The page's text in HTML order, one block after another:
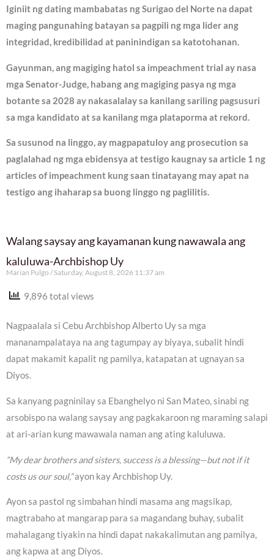
Iginiit ng dating mambabatas ng Surigao del Norte na dapat
maging pangunahing batayan sa pagpili ng mga lider ang
integridad, kredibilidad at paninindigan sa katotohanan.
Gayunman, ang magiging hatol sa impeachment trial ay nasa
mga Senator-Judge, habang ang magiging pasya ng mga
botante sa 2028 ay nakasalalay sa kanilang sariling pagsusuri
sa mga kandidato at sa kanilang mga plataporma at rekord.
Sa susunod na linggo, ay magpapatuloy ang prosecution sa
paglalahad ng mga ebidensya at testigo kaugnay sa article 1 ng
articles of impeachment kung saan tinatayang may apat na
testigo ang ihaharap sa buong linggo ng paglilitis.
Walang saysay ang kayamanan kung nawawala ang
kaluluwa-Archbishop Uy
Marian Pulgo Saturday, August 8, 2026 11:37 am
9,896 total views
Nagpaalala si Cebu Archbishop Alberto Uy sa mga
mananampalataya na ang tagumpay ay biyaya, subalit hindi
dapat makamit kapalit ng pamilya, katapatan at ugnayan sa
Diyos.
Sa kanyang pagninilay sa Ebanghelyo ni San Mateo, sinabi ng
arsobispo na walang saysay ang pagkakaroon ng maraming salapi
at ari-arian kung mawawala naman ang ating kaluluwa.
“My dear brothers and sisters, success is a blessing—but not if it
costs us our soul,”ayon kay Archbishop Uy.
Ayon sa pastol ng simbahan hindi masama ang magsikap,
magtrabaho at mangarap para sa magandang buhay, subalit
mahalagang tiyakin na hindi dapat nakakalimutan ang pamilya,
ang kapwa at ang Diyos.